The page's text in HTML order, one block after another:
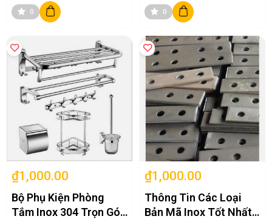
0 0
₫1,000.00
Bộ Phụ Kiện Phòng
Tắm Inox 304 Trọn Gói
₫1,000.00
Thông Tin Các Loại
Bản Mã Inox Tốt Nhất